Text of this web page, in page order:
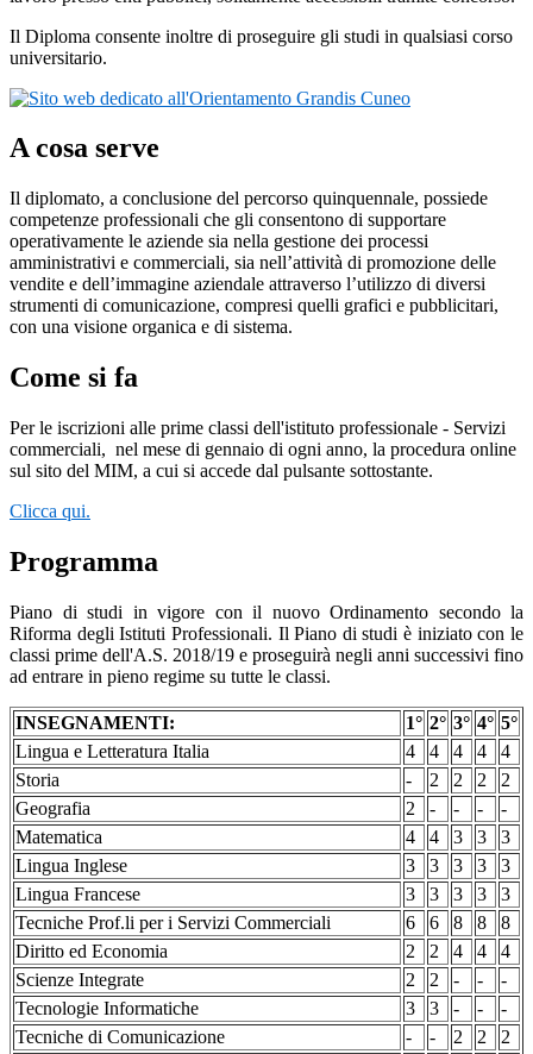
Il Diploma consente inoltre di proseguire gli studi in qualsiasi corso
universitario.
A cosa serve
Il diplomato, a conclusione del percorso quinquennale, possiede
competenze professionali che gli consentono di supportare
operativamente le aziende sia nella gestione dei processi
amministrativi e commerciali, sia nell’attività di promozione delle
vendite e dell’immagine aziendale attraverso l’utilizzo di diversi
strumenti di comunicazione, compresi quelli grafici e pubblicitari,
con una visione organica e di sistema.
Come si fa
Per le iscrizioni alle prime classi dell'istituto professionale - Servizi
commerciali, nel mese di gennaio di ogni anno, la procedura online
sul sito del MIM, a cui si accede dal pulsante sottostante.
Clicca qui.
Programma
Piano di studi in vigore con il nuovo Ordinamento secondo la
Riforma degli Istituti Professionali. Il Piano di studi è iniziato con le
classi prime dell'A.S. 2018/19 e proseguirà negli anni successivi fino
ad entrare in pieno regime su tutte le classi.
INSEGNAMENTI: 1° 2° 3° 4° 5°
Lingua e Letteratura Italia
4 4 4 4
4
Storia
- 2 2 2
2
Geografia
2 - - -
-
Matematica
4 4 3 3
3
Lingua Inglese
3 3 3 3
3
Lingua Francese
3 3 3 3
3
Tecniche Prof.li per i Servizi Commerciali
6 6 8 8
8
Diritto ed Economia
2 2 4 4
4
Scienze Integrate
2 2 - -
-
Tecnologie Informatiche
3 3 - -
-
Tecniche di Comunicazione
- - 2 2
2